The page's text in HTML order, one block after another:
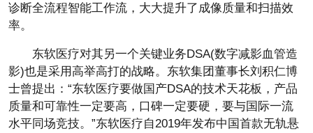
诊断全流程智能工作流，大大提升了成像质量和扫描效
率。
东软医疗对其另一个关键业务DSA(数字减影血管造
影)也是采用高举高打的战略。东软集团董事长刘积仁博
士曾提出：“东软医疗要做国产DSA的技术天花板，产品
质量和可靠性一定要高，口碑一定要硬，要与国际一流
水平同场竞技。”东软医疗自2019年发布中国首款无轨悬